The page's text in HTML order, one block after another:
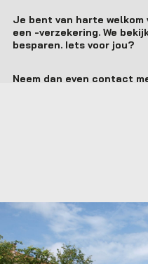
Je bent van harte
een -verzekering. We
besparen. Iets voor jou?
Neem dan even contact